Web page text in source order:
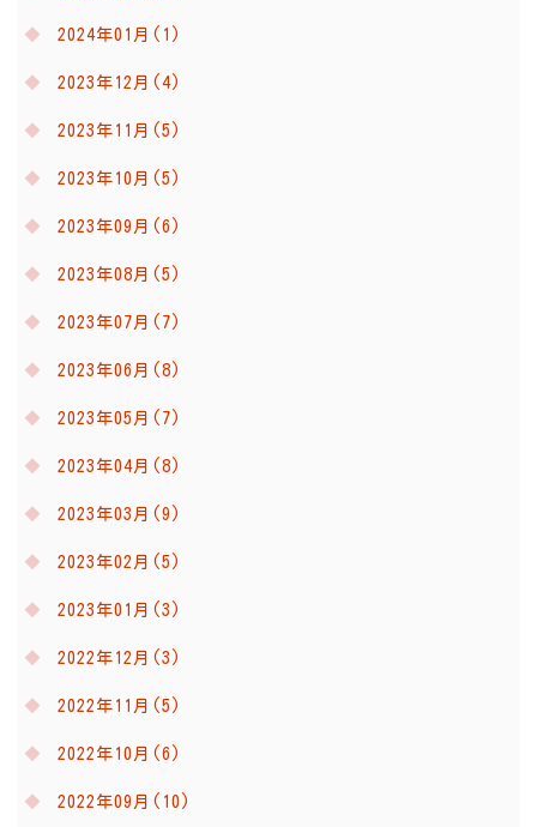
2024年01月(1)
2023年12月(4)
2023年11月(5)
2023年10月(5)
2023年09月(6)
2023年08月(5)
2023年07月(7)
2023年06月(8)
2023年05月(7)
2023年04月(8)
2023年03月(9)
2023年02月(5)
2023年01月(3)
2022年12月(3)
2022年11月(5)
2022年10月(6)
2022年09月(10)